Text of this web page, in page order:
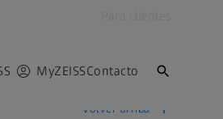
MyZEISSContacto
Volver arriba